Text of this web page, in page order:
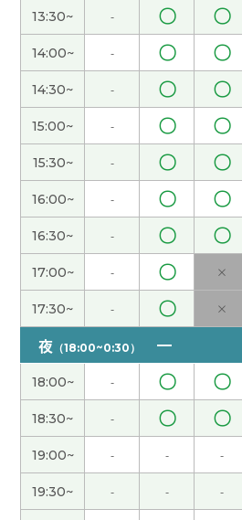
谢谢您。听了老师的话，我很开
的，所以没办法。下次见。(
晶老师，谢谢！我去广州的时候
拿到了一张五角纸币。那是我
买东西的时候。所以每次看到那
都会想起那段往事。我打算不
当纪念。下次见！ ( 50代 女性 )
昨天谢谢您。是啊，即使慢一
词来讲。下次见。 ( 女性 )
今天谢谢您。这几天很热的。
次见。( 女性 )
晶老师，谢谢！你愿意跟我分
心。能看到可爱的熊猫照片，太
的事情也很有意思！那边不光
有火车从高楼里穿过。看到这样
震撼到吗？听了你的话，我更想
庆！下次见！( 50代 女性 )
13:30~ - 〇 〇
14:00~ - 〇 〇
14:30~ - 〇 〇
15:00~ - 〇 〇
15:30~ - 〇 〇
16:00~ - 〇 〇
16:30~ - 〇 〇
17:00~ - 〇 ×
17:30~ - 〇 ×
夜 （18:00~0:30）
18:00~ - 〇 〇
18:30~ - 〇 〇
19:00~ - - -
19:30~ - - -